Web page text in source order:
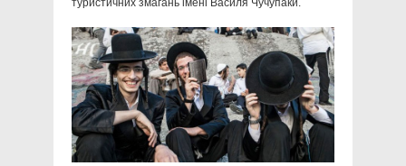
туристичних змагань імені Василя Чучупаки.